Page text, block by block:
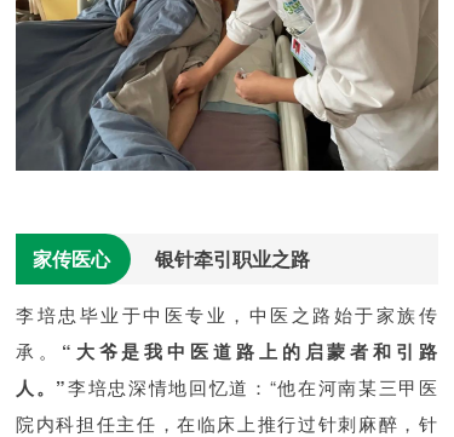
家传医心 银针牵引职业之路
李培忠毕业于中医专业，中医之路始于家族传
承。 “大爷是我中医道路上的启蒙者和引路
人。”李培忠深情地回忆道：“他在河南某三甲医
院内科担任主任，在临床上推行过针刺麻醉，针